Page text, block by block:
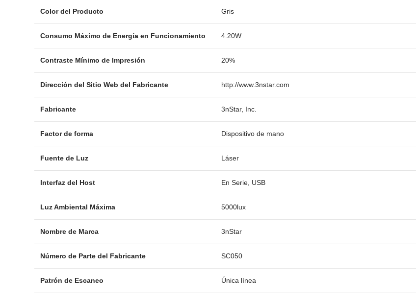
Color del Producto Gris
Consumo Máximo de Energía en Funcionamiento 4.20W
Contraste Mínimo de Impresión 20%
Dirección del Sitio Web del Fabricante http://www.3nstar.com
Fabricante 3nStar, Inc.
Factor de forma Dispositivo de mano
Fuente de Luz Láser
Interfaz del Host En Serie, USB
Luz Ambiental Máxima 5000lux
Nombre de Marca 3nStar
Número de Parte del Fabricante SC050
Patrón de Escaneo Única línea